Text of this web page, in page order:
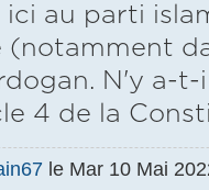
ici au parti
(notamment
N'y a-
4 de la
le Mar 10 Mai